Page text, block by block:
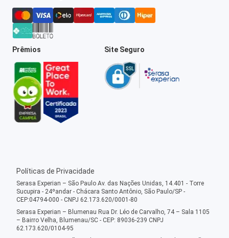
Prêmios Site Seguro
Políticas de Privacidade
Serasa Experian – São Paulo Av. das Nações Unidas, 14.401 - Torre
Sucupira - 24ºandar - Chácara Santo Antônio, São Paulo/SP -
CEP:04794-000 - CNPJ 62.173.620/0001-80
Serasa Experian – Blumenau Rua Dr. Léo de Carvalho, 74 – Sala 1105
– Bairro Velha, Blumenau/SC - CEP: 89036-239 CNPJ
62.173.620/0104-95